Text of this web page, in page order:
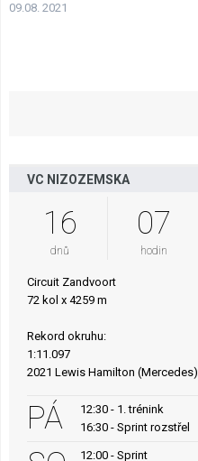
09.08. 2021
VC NIZOZEMSKA
16
dnů
07
hodin
Circuit Zandvoort
72 kol x 4259 m
Rekord okruhu:
1:11.097
2021 Lewis Hamilton (Mercedes)
PÁ
12:30 - 1. trénink
16:30 - Sprint rozstřel
12:00 - Sprint